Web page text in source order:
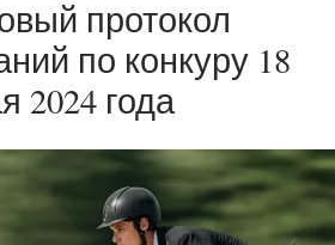
протокол
по конкуру 18
2024 года